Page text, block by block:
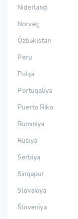
Niderland
Norveç
Özbəkistan
Peru
Polşa
Portuqaliya
Puerto Riko
Rumıniya
Rusiya
Serbiya
Sinqapur
Slovakiya
Sloveniya